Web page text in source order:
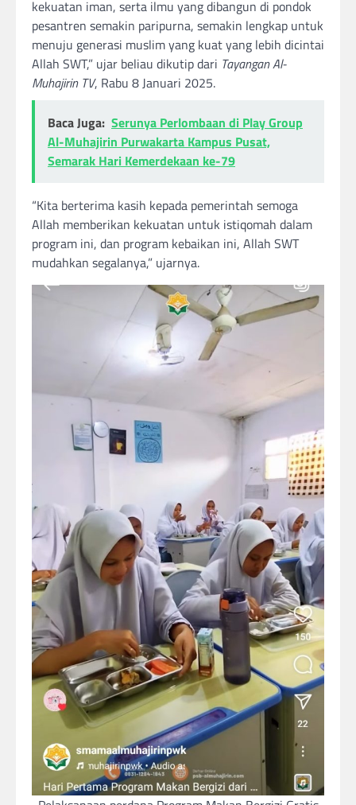
kekuatan iman, serta ilmu yang dibangun di pondok
pesantren semakin paripurna, semakin lengkap untuk
menuju generasi muslim yang kuat yang lebih dicintai
Allah SWT,” ujar beliau dikutip dari Tayangan Al-
Muhajirin TV, Rabu 8 Januari 2025.
Baca Juga: Serunya Perlombaan di Play Group
Al-Muhajirin Purwakarta Kampus Pusat,
Semarak Hari Kemerdekaan ke-79
“Kita berterima kasih kepada pemerintah semoga
Allah memberikan kekuatan untuk istiqomah dalam
program ini, dan program kebaikan ini, Allah SWT
mudahkan segalanya,” ujarnya.